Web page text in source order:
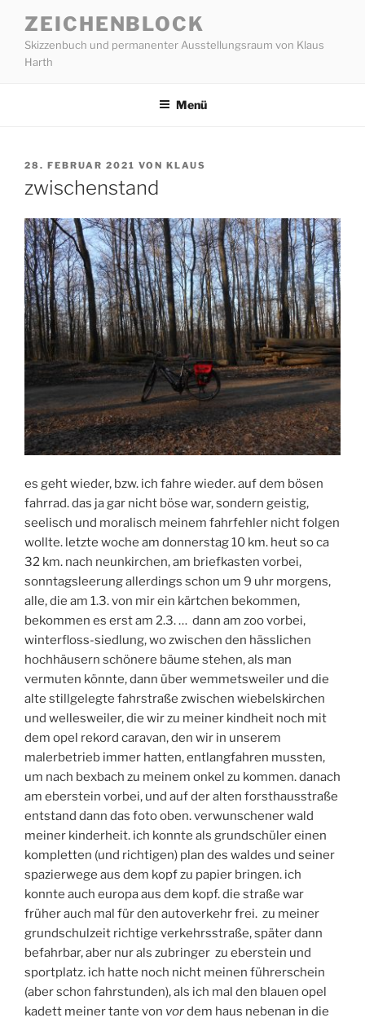
Inhalt
springen
ZEICHENBLOCK
Skizzenbuch und permanenter Ausstellungsraum von Klaus
Harth
Menü
VERÖFFENTLICHT
28. FEBRUAR 2021 VON KLAUS
zwischenstand
es geht wieder, bzw. ich fahre wieder. auf dem bösen
fahrrad. das ja gar nicht böse war, sondern geistig,
seelisch und moralisch meinem fahrfehler nicht folgen
wollte. letzte woche am donnerstag 10 km. heut so ca
32 km. nach neunkirchen, am briefkasten vorbei,
sonntagsleerung allerdings schon um 9 uhr morgens,
alle, die am 1.3. von mir ein kärtchen bekommen,
bekommen es erst am 2.3. … dann am zoo vorbei,
winterfloss-siedlung, wo zwischen den hässlichen
hochhäusern schönere bäume stehen, als man
vermuten könnte, dann über wemmetsweiler und die
alte stillgelegte fahrstraße zwischen wiebelskirchen
und wellesweiler, die wir zu meiner kindheit noch mit
dem opel rekord caravan, den wir in unserem
malerbetrieb immer hatten, entlangfahren mussten,
um nach bexbach zu meinem onkel zu kommen. danach
am eberstein vorbei, und auf der alten forsthausstraße
entstand dann das foto oben. verwunschener wald
meiner kinderheit. ich konnte als grundschüler einen
kompletten (und richtigen) plan des waldes und seiner
spazierwege aus dem kopf zu papier bringen. ich
konnte auch europa aus dem kopf. die straße war
früher auch mal für den autoverkehr frei. zu meiner
grundschulzeit richtige verkehrsstraße, später dann
befahrbar, aber nur als zubringer zu eberstein und
sportplatz. ich hatte noch nicht meinen führerschein
(aber schon fahrstunden), als ich mal den blauen opel
kadett meiner tante von vordem haus nebenan in die